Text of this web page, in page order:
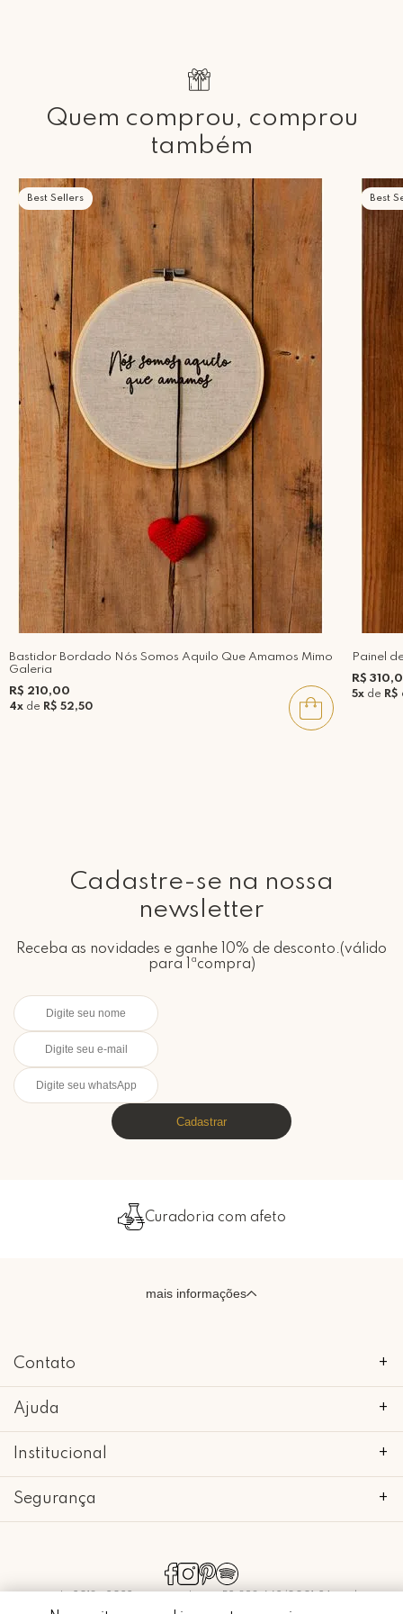
Quem comprou, comprou
também
Best Sellers
Bastidor Bordado Nós Somos Aquilo Que Amamos Mimo
Galeria
R$ 210,00
4x de R$ 52,50
Best
Painel
R$
5xde R$
Cadastre-se na nossa
newsletter
Receba as novidades e ganhe 10% de desconto.(válido
para 1ªcompra)
Cadastrar
Curadoria com afeto
mais informações
Contato +
Ajuda +
Institucional +
Segurança +
copyright 2018 - 2022 • mimo galeria • 52.898.662/0001-24 • todos os